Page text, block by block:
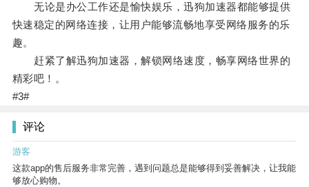
无论是办公工作还是愉快娱乐，迅狗加速器都能够提供
快速稳定的网络连接，让用户能够流畅地享受网络服务的乐
趣。
赶紧了解迅狗加速器，解锁网络速度，畅享网络世界的
精彩吧！。
#3#
评论
游客
这款app的售后服务非常完善，遇到问题总是能够得到妥善解决，让我能
够放心购物。